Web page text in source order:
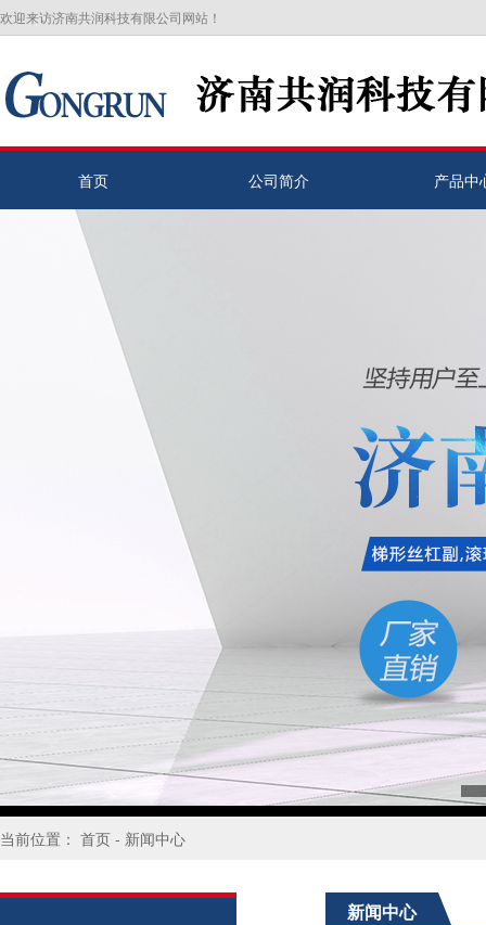
欢迎来访济南共润科技有限公司网站！
首页 公司简介 产品中
当前位置： 首页 - 新闻中心
新闻中心